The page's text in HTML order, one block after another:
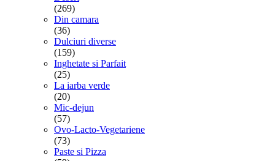
(269)
Din camara
(36)
Dulciuri diverse
(159)
Inghetate si Parfait
(25)
La iarba verde
(20)
Mic-dejun
(57)
Ovo-Lacto-Vegetariene
(73)
Paste si Pizza